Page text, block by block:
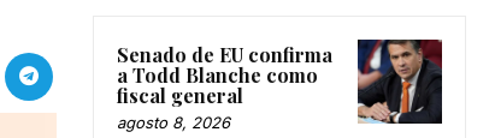
Senado de EU confirma
a Todd Blanche como
fiscal general
agosto 8, 2026